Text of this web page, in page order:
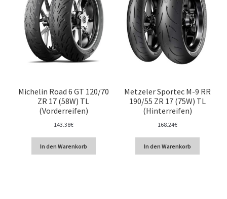
Michelin Road 6 GT 120/70
ZR 17 (58W) TL
(Vorderreifen)
143.38€
In den Warenkorb
Metzeler Sportec M-9 RR
190/55 ZR 17 (75W) TL
(Hinterreifen)
168.24€
In den Warenkorb